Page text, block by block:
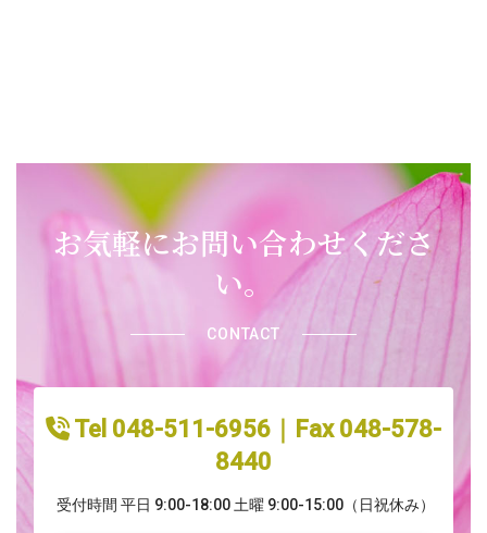
お気軽にお問い合わせくださ
い。
CONTACT
Tel 048-511-6956｜Fax 048-578-
8440
受付時間 平日 9:00-18:00 土曜 9:00-15:00（日祝休み）